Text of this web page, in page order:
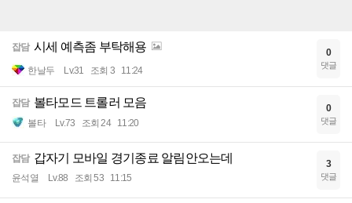
잡담 시세 예측좀 부탁해용
한날두 Lv.31 조회 3 11:24
0
댓글
잡담 볼타모드 트롤러 모음
볼타 Lv.73 조회 24 11:20
0
댓글
잡담 갑자기 모바일 경기종료 알림안오는데
윤석열 Lv.88 조회 53 11:15
3
댓글